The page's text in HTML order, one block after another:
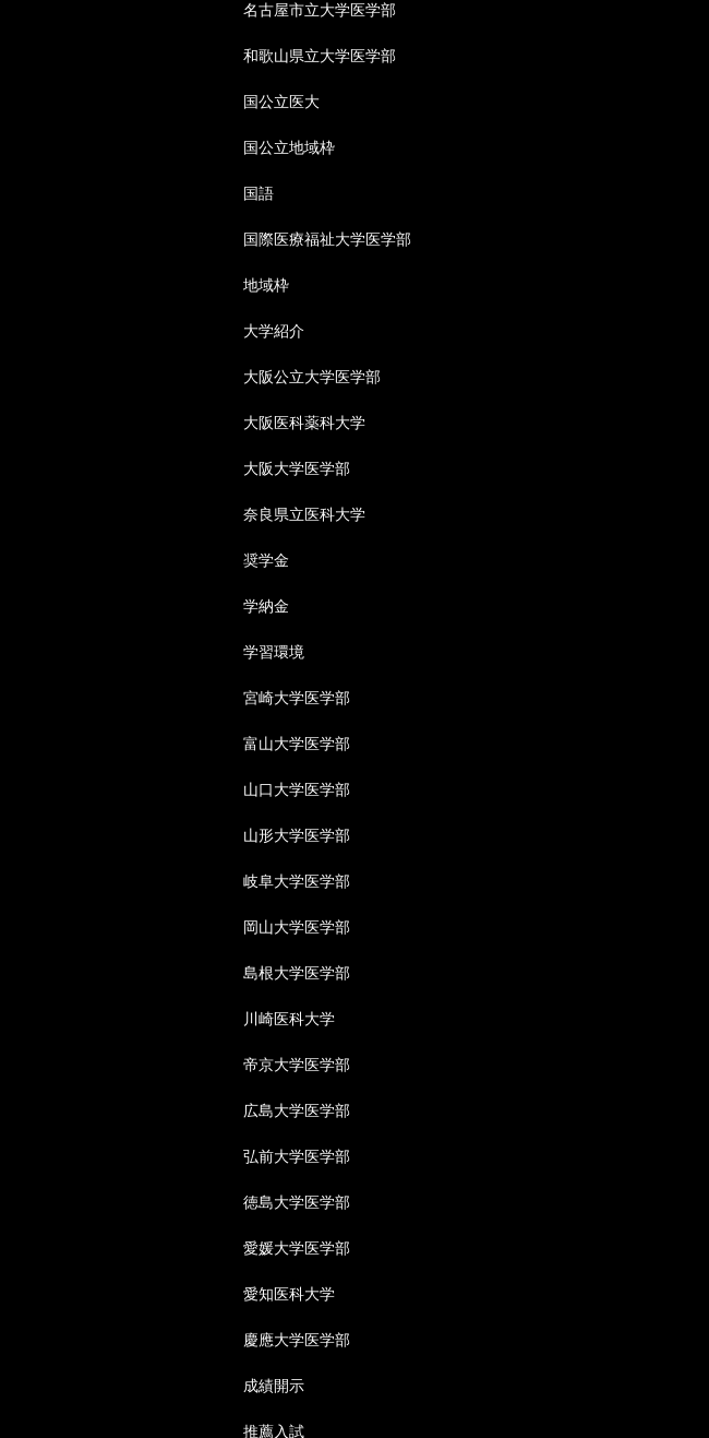
名古屋市立大学医学部
和歌山県立大学医学部
国公立医大
国公立地域枠
国語
国際医療福祉大学医学部
地域枠
大学紹介
大阪公立大学医学部
大阪医科薬科大学
大阪大学医学部
奈良県立医科大学
奨学金
学納金
学習環境
宮崎大学医学部
富山大学医学部
山口大学医学部
山形大学医学部
岐阜大学医学部
岡山大学医学部
島根大学医学部
川崎医科大学
帝京大学医学部
広島大学医学部
弘前大学医学部
徳島大学医学部
愛媛大学医学部
愛知医科大学
慶應大学医学部
成績開示
推薦入試